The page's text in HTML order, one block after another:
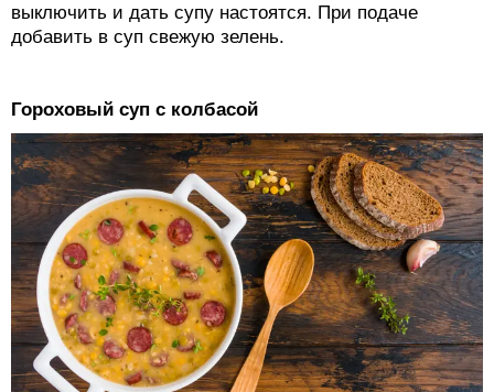
выключить и дать супу настоятся. При подаче
добавить в суп свежую зелень.
Гороховый суп с колбасой